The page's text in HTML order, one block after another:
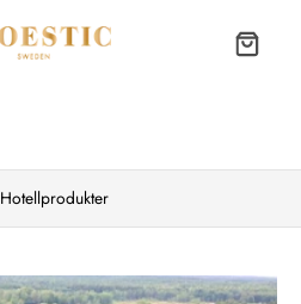
Hotellprodukter